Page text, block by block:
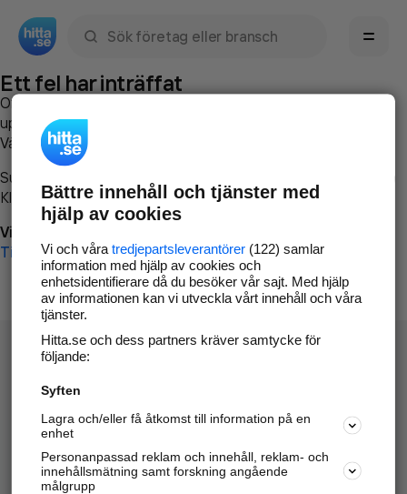
Ett fel har inträffat
Om du vill kan du
uppstod så att vi lättare och snabbare kan avhjälpa det.
Vänligen försök med följande:
Surfa till
Klicka påTillbaka-knappen i webbläsaren och försök igen
Vi beklagar besväret!
Till startsidan
Hitta.se - Gratis nummerupplysning.
Sök företag, personer och platser.
Hitta telefonnummer, adresser, företagsinfo mm.
Bättre innehåll och tjänster med
hjälp av cookies
Vi och våra tredjepartsleverantörer(122) samlar
information med hjälp av cookies och
enhetsidentifierare då du besöker vår sajt. Med hjälp
av informationen kan vi utveckla vårt innehåll och våra
tjänster.
Hitta.se och dess partners kräver samtycke för
följande:
Syften
Lagra och/eller få åtkomst till information på en
enhet
Personanpassad reklam och innehåll, reklam- och
innehållsmätning samt forskning angående
målgrupp